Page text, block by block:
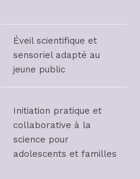
Éveil scientifique et
sensoriel adapté au
jeune public
Initiation pratique et
collaborative à la
science pour
adolescents et familles